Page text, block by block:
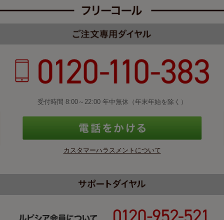
受付時間 8:00～22:00 年中無休（年末年始を除く）
カスタマーハラスメントについて